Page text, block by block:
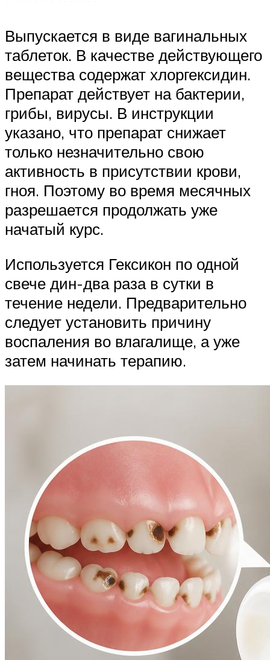
Выпускается в виде вагинальных
таблеток. В качестве действующего
вещества содержат хлоргексидин.
Препарат действует на бактерии,
грибы, вирусы. В инструкции
указано, что препарат снижает
только незначительно свою
активность в присутствии крови,
гноя. Поэтому во время месячных
разрешается продолжать уже
начатый курс.
Используется Гексикон по одной
свече дин-два раза в сутки в
течение недели. Предварительно
следует установить причину
воспаления во влагалище, а уже
затем начинать терапию.